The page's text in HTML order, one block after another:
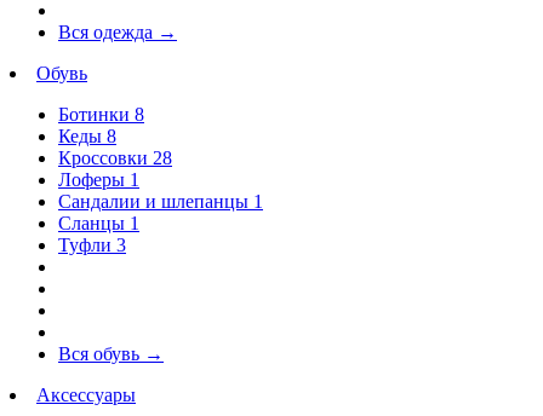
Вся одежда →
Обувь
Ботинки 8
Кеды 8
Кроссовки 28
Лоферы 1
Сандалии и шлепанцы 1
Сланцы 1
Туфли 3
Вся обувь →
Аксессуары